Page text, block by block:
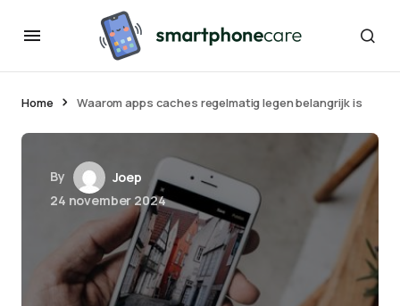
Home Waarom apps caches regelmatig legen belangrijk is
By
Joep
24 november 2024